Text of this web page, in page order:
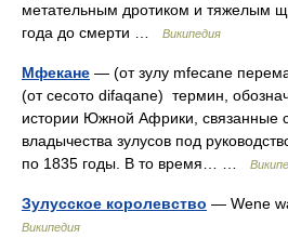
метательным дротиком и тяжелым
года до смерти …
Википедия
Мфекане — (от зулу mfecane
(от сесото difaqane) термин,
истории Южной Африки, связанные
владычества зулусов под
по 1835 годы. В то время… …
Зулусское королевство — Wene
Википедия